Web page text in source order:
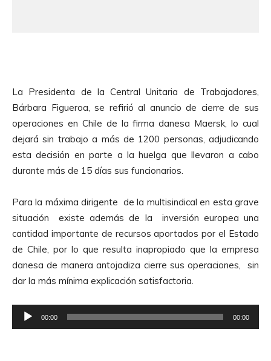
La Presidenta de la Central Unitaria de Trabajadores,
Bárbara Figueroa, se refirió al anuncio de cierre de sus
operaciones en Chile de la firma danesa Maersk, lo cual
dejará sin trabajo a más de 1200 personas, adjudicando
esta decisión en parte a la huelga que llevaron a cabo
durante más de 15 días sus funcionarios.
Para la máxima dirigente de la multisindical en esta grave
situación existe además de la inversión europea una
cantidad importante de recursos aportados por el Estado
de Chile, por lo que resulta inapropiado que la empresa
danesa de manera antojadiza cierre sus operaciones, sin
dar la más mínima explicación satisfactoria.
e
00:00 00:00